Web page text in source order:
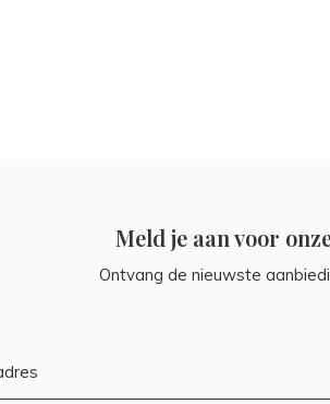
Meld je aan voor
Ontvang de nieuwste